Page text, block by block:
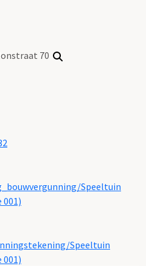
70
Speeltuin
001)
Speeltuin
001)